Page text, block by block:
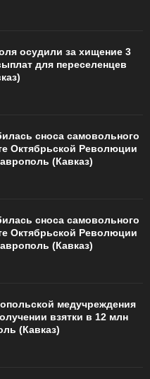
осудили за хищение 3
для переселенцев
сноса самовольного
Октябрьской Революции
(Кавказ)
сноса самовольного
Октябрьской Революции
(Кавказ)
медучреждения
взятки в 12 млн
(Кавказ)